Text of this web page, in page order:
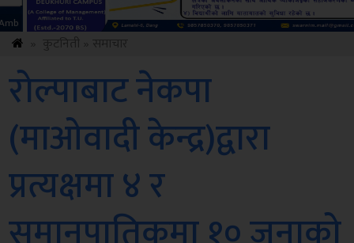
Sdc
रोल्पाबाट नेकपा
(माओवादी केन्द्र)द्वारा
प्रत्यक्षमा ४ र